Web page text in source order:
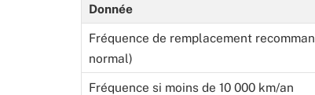
Donnée
Fréquence de remplacement
normal)
Fréquence si moins de 10 000 km/an